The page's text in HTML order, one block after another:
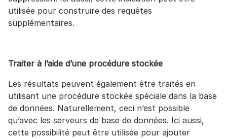
utilisée pour construire des requêtes
supplémentaires.
Traiter à l’aide d’une procédure stockée
Les résultats peuvent également être traités en
utilisant une procédure stockée spéciale dans la base
de données. Naturellement, ceci n’est possible
qu’avec les serveurs de base de données. Ici aussi,
cette possibilité peut être utilisée pour ajouter